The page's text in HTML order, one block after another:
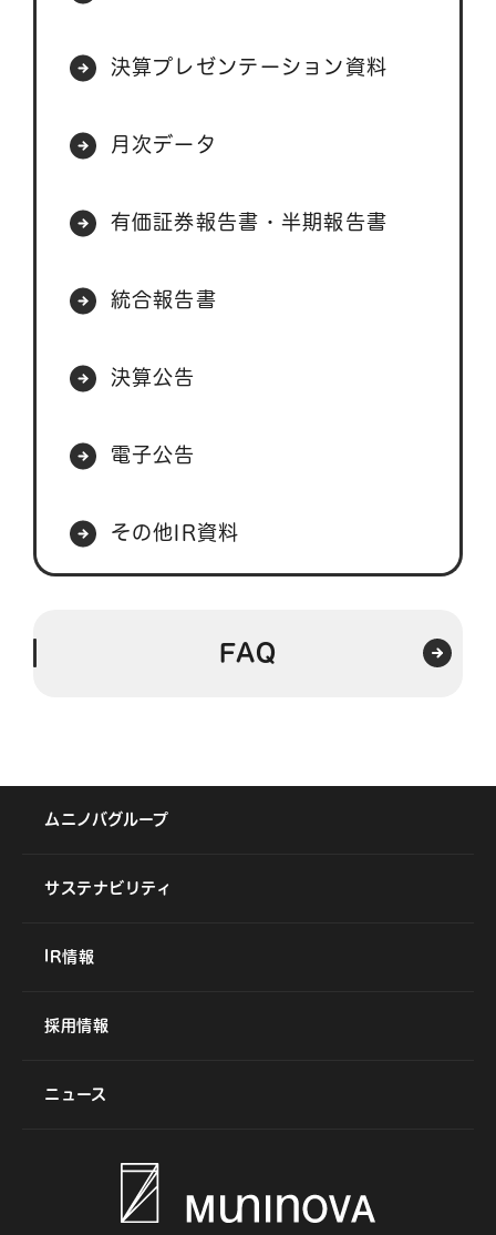
決算プレゼンテーション資料
月次データ
有価証券報告書・半期報告書
統合報告書
決算公告
電子公告
その他IR資料
FAQ
ムニノバグループ
サステナビリティ
IR情報
採用情報
ニュース